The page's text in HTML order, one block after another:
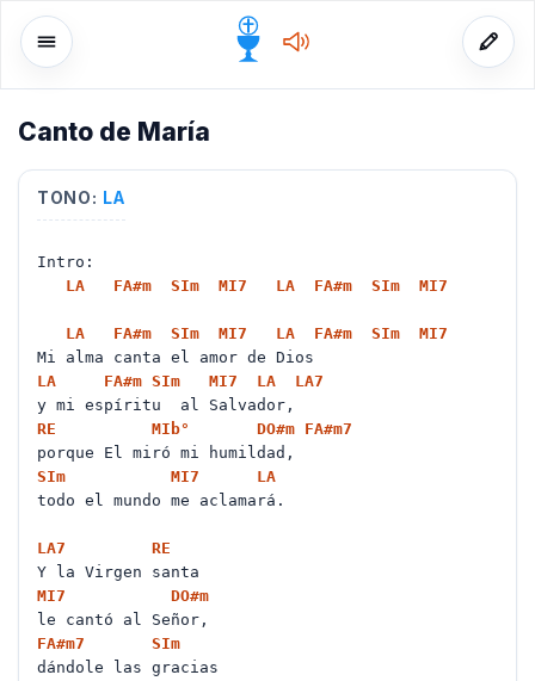
Canto de María
TONO: LA
Intro:
LA
FA#m SIm MI7 LA FA#m SIm MI7
LA FA#m SIm MI7 LA FA#m SIm MI7
Mi alma canta el amor de Dios
LA
FA#m SIm MI7 LA LA7
y mi espíritu al Salvador,
RE
MIb° DO#m FA#m7
porque El miró mi humildad,
SIm MI7
LA
todo el mundo me aclamará.
LA7
RE
Y la Virgen santa
MI7 DO#m
le cantó al Señor,
FA#m7 SIm
dándole las gracias